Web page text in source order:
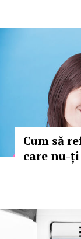
Cum să
care nu-